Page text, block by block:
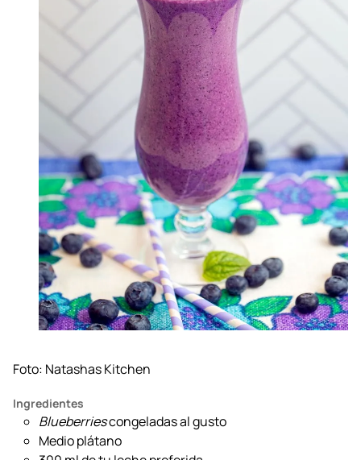
Foto: Natashas Kitchen
Ingredientes
Blueberriescongeladas al gusto
Medio plátano